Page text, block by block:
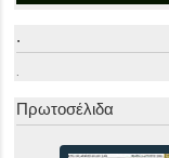
.
.
Πρωτοσέλιδα